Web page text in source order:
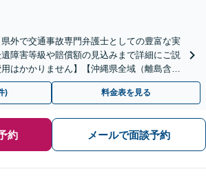
県外で交通事故専門弁護士としての豊富な実
障害等級や賠償額の見込みまで詳細にご説
はかかりません】【沖縄県全域（離島含
) 料金表を見る
約 メールで面談予約